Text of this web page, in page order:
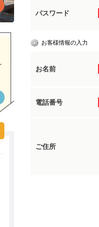
パスワード
お客様情報の入力
お名前
電話番号
ご住所